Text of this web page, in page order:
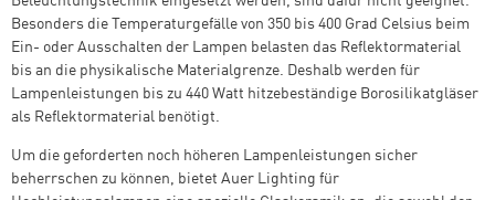
Besonders die Temperaturgefälle von 350 bis 400 Grad Celsius beim
Ein- oder Ausschalten der Lampen belasten das Reflektormaterial
bis an die physikalische Materialgrenze. Deshalb werden für
Lampenleistungen bis zu 440 Watt hitzebeständige Borosilikatgläser
als Reflektormaterial benötigt.
Um die geforderten noch höheren Lampenleistungen sicher
beherrschen zu können, bietet Auer Lighting für